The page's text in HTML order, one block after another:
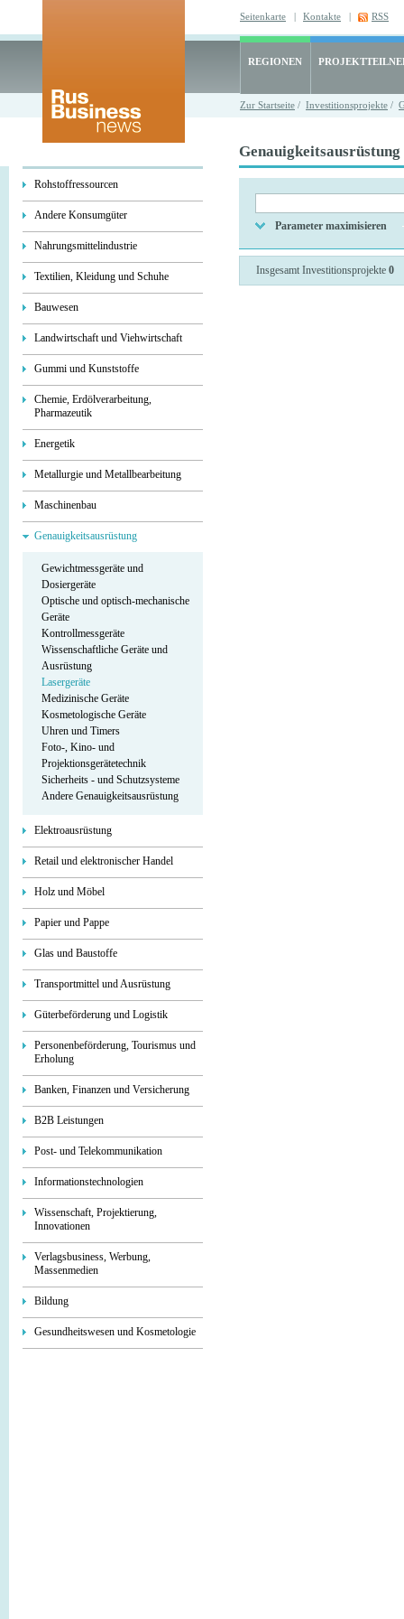
Seitenkarte | Kontakte | RSS
REGIONEN
Zur Startseite / Investitionsprojekte /
Rohstoffressourcen
Andere Konsumgüter
Nahrungsmittelindustrie
Textilien, Kleidung und Schuhe
Bauwesen
Landwirtschaft und Viehwirtschaft
Gummi und Kunststoffe
Chemie, Erdölverarbeitung,
Pharmazeutik
Energetik
Metallurgie und Metallbearbeitung
Maschinenbau
Genauigkeitsausrüstung
Gewichtmessgeräte und
Dosiergeräte
Optische und optisch-mechanische
Geräte
Kontrollmessgeräte
Wissenschaftliche Geräte und
Ausrüstung
Lasergeräte
Medizinische Geräte
Kosmetologische Geräte
Uhren und Timers
Foto-, Kino- und
Projektionsgerätetechnik
Sicherheits - und Schutzsysteme
Andere Genauigkeitsausrüstung
Elektroausrüstung
Retail und elektronischer Handel
Holz und Möbel
Papier und Pappe
Glas und Baustoffe
Transportmittel und Ausrüstung
Güterbeförderung und Logistik
Personenbeförderung, Tourismus und
Erholung
Banken, Finanzen und Versicherung
B2B Leistungen
Post- und Telekommunikation
Informationstechnologien
Wissenschaft, Projektierung,
Innovationen
Verlagsbusiness, Werbung,
Massenmedien
Bildung
Gesundheitswesen und Kosmetologie
Parameter maximisieren
Insgesamt Investitionsprojekte 0